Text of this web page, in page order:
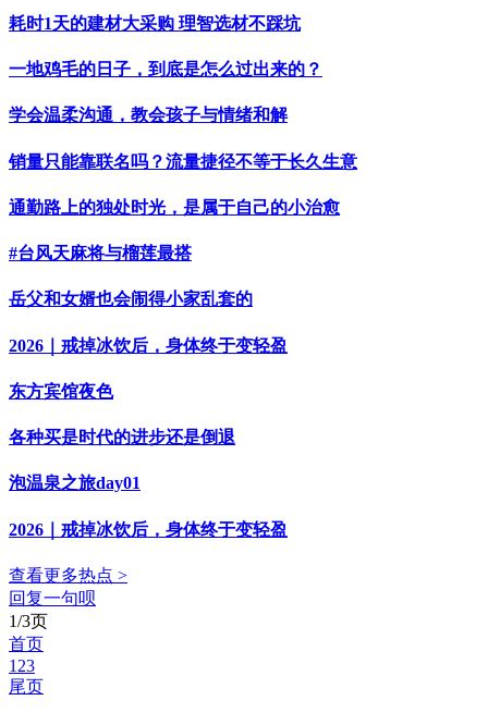
耗时1天的建材大采购 理智选材不踩坑
一地鸡毛的日子，到底是怎么过出来的？
学会温柔沟通，教会孩子与情绪和解
销量只能靠联名吗？流量捷径不等于长久生意
通勤路上的独处时光，是属于自己的小治愈
#台风天麻将与榴莲最搭
岳父和女婿也会闹得小家乱套的
2026｜戒掉冰饮后，身体终于变轻盈
东方宾馆夜色
各种买是时代的进步还是倒退
泡温泉之旅day01
2026｜戒掉冰饮后，身体终于变轻盈
查看更多热点 >
回复一句呗
1/3页
首页
1 23
尾页